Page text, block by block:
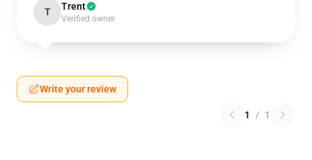
T Trent
Verified owner
Write your review
1 / 1